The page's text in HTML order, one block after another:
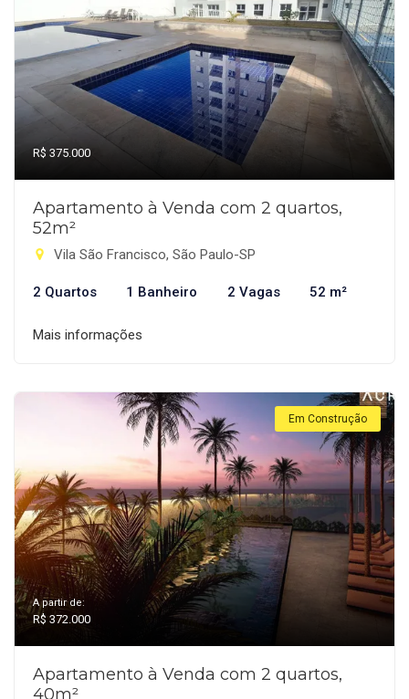
R$ 375.000
Apartamento à Venda com 2 quartos,
52m²
Vila São Francisco, São Paulo-SP
2 Quartos 1 Banheiro 2 Vagas 52 m²
Mais informações
Em Construção
A partir de:
R$ 372.000
Apartamento à Venda com 2 quartos,
40m²